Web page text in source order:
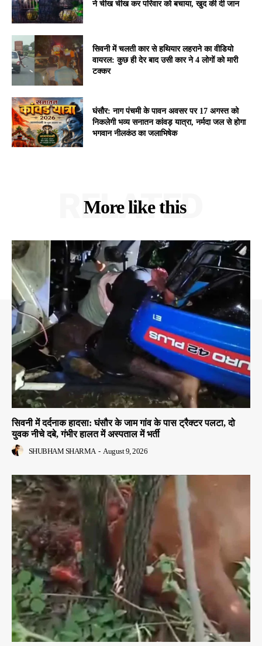
ने चीख चीख कर परिवार को बचाया, खुद की दी जान
सिवनी में चलती कार से हथियार लहराने का वीडियो
वायरल: कुछ ही देर बाद उसी कार ने 4 लोगों को मारी
टक्कर
घंसौर: नाग पंचमी के पावन अवसर पर 17 अगस्त को
निकलेगी भव्य सनातन कांवड़ यात्रा, नर्मदा जल से होगा
भगवान नीलकंठ का जलाभिषेक
More like this
RELATED
सिवनी में दर्दनाक हादसा: घंसौर के जाम गांव के पास ट्रैक्टर पलटा, दो
युवक नीचे दबे, गंभीर हालत में अस्पताल में भर्ती
SHUBHAM SHARMA - August 9, 2026